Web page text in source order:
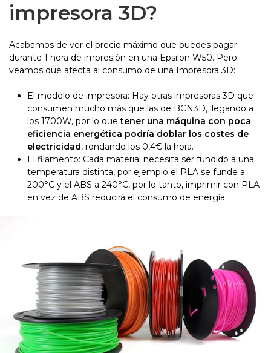
impresora 3D?
Acabamos de ver el precio máximo que puedes pagar
durante 1 hora de impresión en una Epsilon W50. Pero
veamos qué afecta al consumo de una Impresora 3D:
El modelo de impresora: Hay otras impresoras 3D que
consumen mucho más que las de BCN3D, llegando a
los 1700W, por lo quetener una máquina con poca
eficiencia energética podría doblar los costes de
electricidad, rondando los 0,4€ la hora.
El filamento: Cada material necesita ser fundido a una
temperatura distinta, por ejemplo el PLA se funde a
200°C y el ABS a 240°C, por lo tanto, imprimir con PLA
en vez de ABS reducirá el consumo de energía.